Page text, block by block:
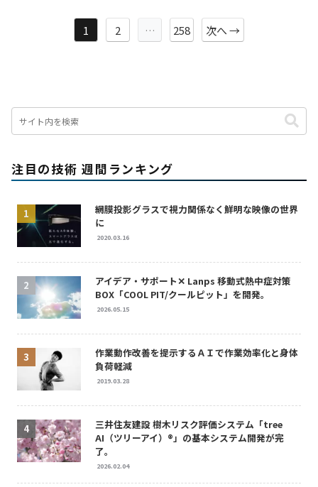
1 2 … 258 次へ →
注目の技術 週間ランキング
網膜投影グラスで視力関係なく鮮明な映像の世界
に
2020.03.16
アイデア・サポート✕ Lanps 移動式熱中症対策
BOX「COOL PIT/クールピット」を開発。
2026.05.15
作業動作改善を提示するＡＩで作業効率化と身体
負荷軽減
2019.03.28
三井住友建設 樹木リスク評価システム「tree
AI（ツリーアイ）®」の基本システム開発が完
了。
2026.02.04